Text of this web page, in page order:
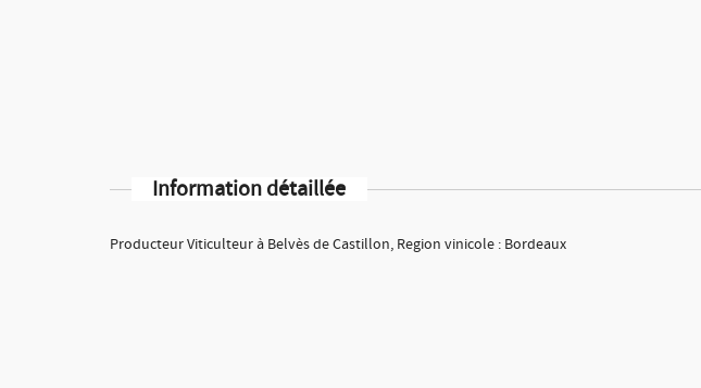
Information détaillée
Producteur Viticulteur à Belvès de Castillon, Region vinicole : Bordeaux